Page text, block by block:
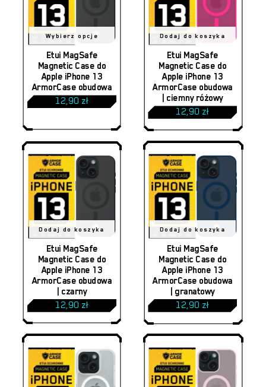
Wybierz opcje
Ten
produkt
wiele
można
wybrać
na
stronie
produktu
Etui MagSafe
Magnetic Case do
Apple iPhone 13
ArmorCase obudowa
12,90 zł
Dodaj do koszyka
Etui MagSafe
Magnetic Case do
Apple iPhone 13
ArmorCase obudowa
| ciemny różowy
12,90 zł
Dodaj do koszyka
Etui MagSafe
Magnetic Case do
Apple iPhone 13
ArmorCase obudowa
| czarny
12,90 zł
Dodaj do koszyka
Etui MagSafe
Magnetic Case do
Apple iPhone 13
ArmorCase obudowa
| granatowy
12,90 zł